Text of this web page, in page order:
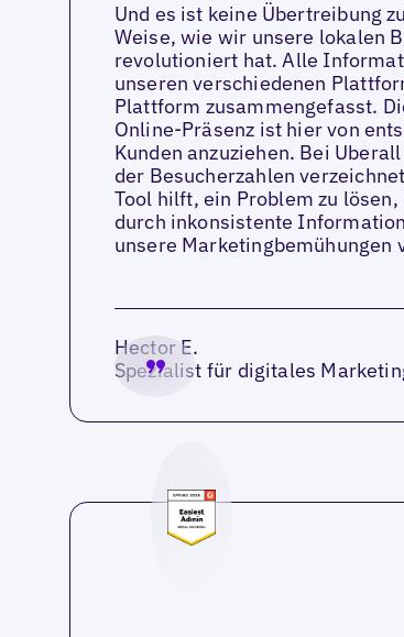
Und es ist keine Übertreibung
Weise, wie wir unsere lokalen
revolutioniert hat. Alle
unseren verschiedenen
Plattform zusammengefasst.
Online-Präsenz ist hier von
Kunden anzuziehen. Bei
der Besucherzahlen
Tool hilft, ein Problem zu
durch inkonsistente
unsere Marketingbemühungen
Hector E.
Spezialist für digitales